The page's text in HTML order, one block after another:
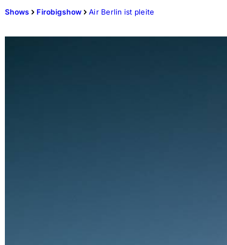
Shows Firobigshow Air Berlin ist pleite